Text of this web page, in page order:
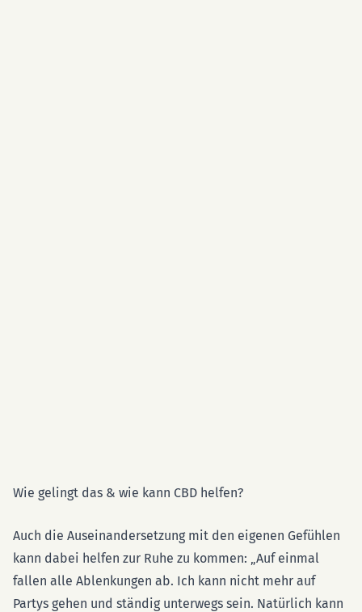
Wie gelingt das & wie kann CBD helfen?
Auch die Auseinandersetzung mit den eigenen Gefühlen
kann dabei helfen zur Ruhe zu kommen: „Auf einmal
fallen alle Ablenkungen ab. Ich kann nicht mehr auf
Partys gehen und ständig unterwegs sein. Natürlich kann